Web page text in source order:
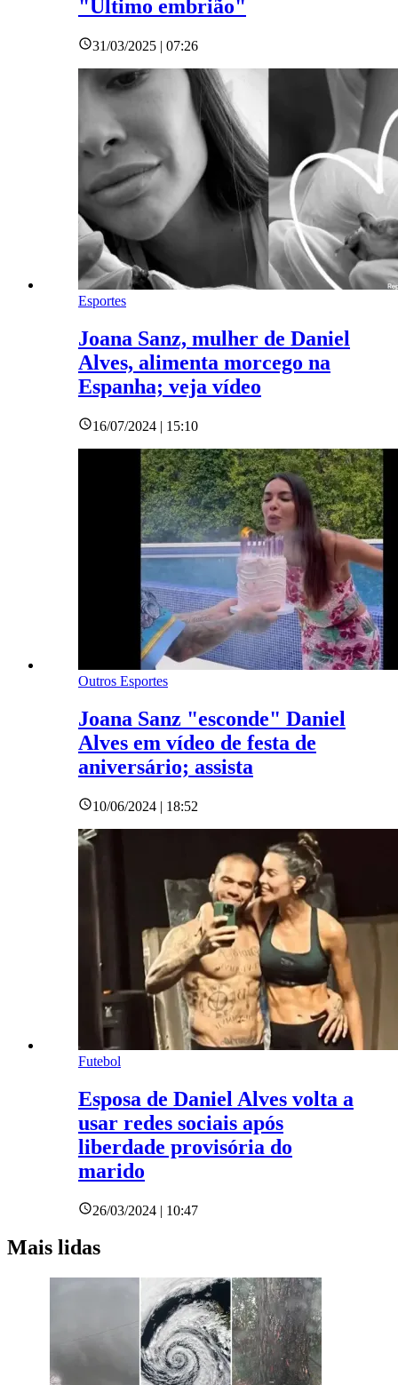
"Último embrião"
31/03/2025 | 07:26
Esportes
Joana Sanz, mulher de Daniel
Alves, alimenta morcego na
Espanha; veja vídeo
16/07/2024 | 15:10
Outros Esportes
Joana Sanz "esconde" Daniel
Alves em vídeo de festa de
aniversário; assista
10/06/2024 | 18:52
Futebol
Esposa de Daniel Alves volta a
usar redes sociais após
liberdade provisória do
marido
26/03/2024 | 10:47
Mais lidas